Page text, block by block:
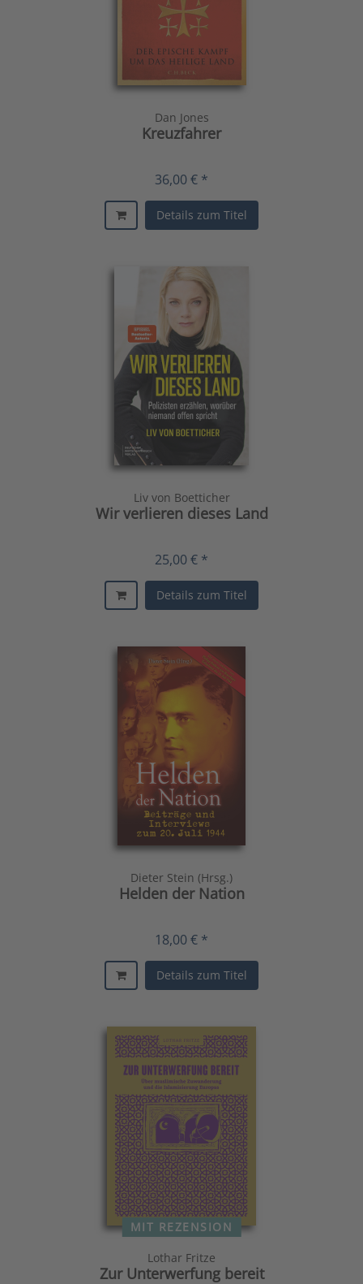
Dan Jones
Kreuzfahrer
36,00 € *
Details zum Titel
Liv von Boetticher
Wir verlieren dieses Land
25,00 € *
Details zum Titel
Dieter Stein (Hrsg.)
Helden der Nation
18,00 € *
Details zum Titel
MIT REZENSION
Lothar Fritze
Zur Unterwerfung bereit